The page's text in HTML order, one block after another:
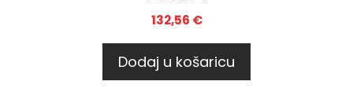
132,56 €
Dodaj u košaricu